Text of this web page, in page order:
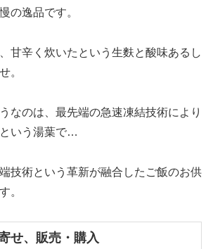
の逸品です。
甘辛く炊いたという生麩と酸味あるし
。
なのは、最先端の急速凍結技術により
いう湯葉で…
技術という革新が融合したご飯のお供
。
せ、販売・購入